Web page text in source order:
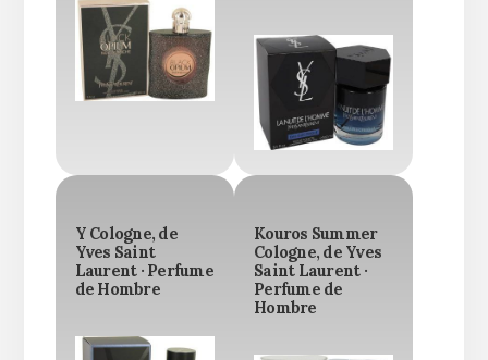
Y Cologne, de
Yves Saint
Laurent · Perfume
de Hombre
Kouros Summer
Cologne, de Yves
Saint Laurent ·
Perfume de
Hombre